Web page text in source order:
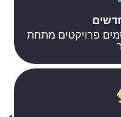
פרויקטים מתחת